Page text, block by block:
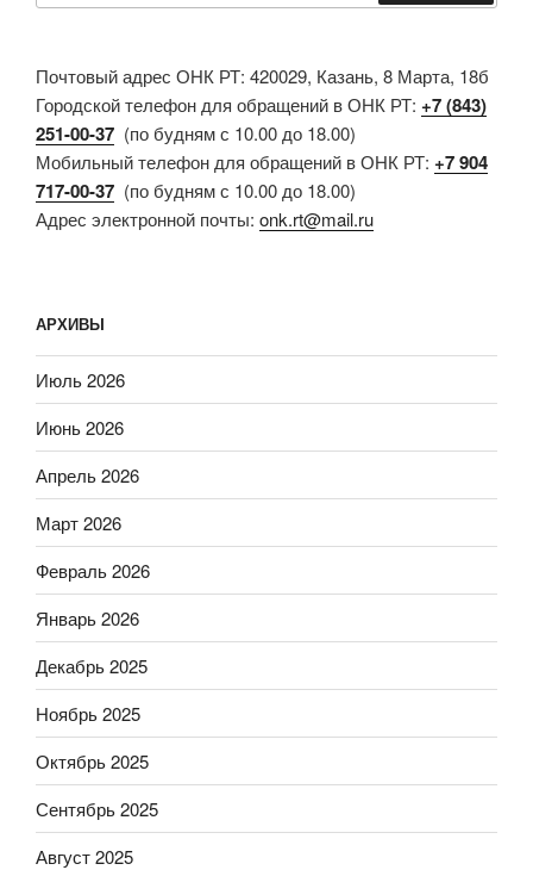
Почтовый адрес ОНК РТ: 420029, Казань, 8 Марта, 18б
Городской телефон для обращений в ОНК РТ: +7 (843)
251-00-37 (по будням с 10.00 до 18.00)
Мобильный телефон для обращений в ОНК РТ: +7 904
717-00-37 (по будням с 10.00 до 18.00)
Адрес электронной почты: onk.rt@mail.ru
АРХИВЫ
Июль 2026
Июнь 2026
Апрель 2026
Март 2026
Февраль 2026
Январь 2026
Декабрь 2025
Ноябрь 2025
Октябрь 2025
Сентябрь 2025
Август 2025